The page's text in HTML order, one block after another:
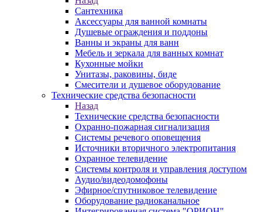
Сантехника
Аксессуары для ванной комнаты
Душевые ограждения и поддоны
Ванны и экраны для ванн
Мебель и зеркала для ванных комнат
Кухонные мойки
Унитазы, раковины, биде
Смесители и душевое оборудование
Технические средства безопасности
Назад
Технические средства безопасности
Охранно-пожарная сигнализация
Системы речевого оповещения
Источники вторичного электропитания
Охранное телевидение
Системы контроля и управления доступом
Аудио/видеодомофоны
Эфирное/спутниковое телевидение
Оборудование радиоканальное